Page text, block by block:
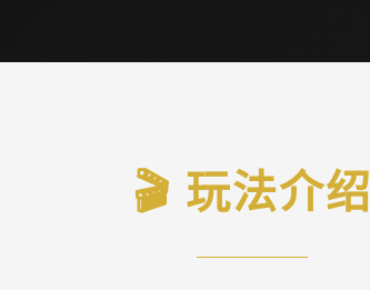
🎬 玩法介绍